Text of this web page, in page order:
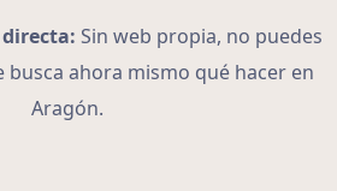
Sin web propia, no puedes
busca ahora mismo qué hacer en
Aragón.